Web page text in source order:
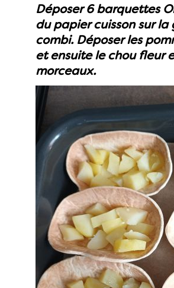
Déposer 6 barquettes
du papier cuisson sur la
combi. Déposer les
et ensuite le chou fleur
morceaux.